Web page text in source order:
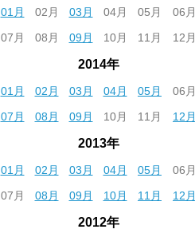
01月 02月 03月 04月 05月
06月
07月
08月 09月 10月 11月 12月
2014年
01月 02月 03月 04月 05月
06月
07月
08月 09月 10月 11月 12月
2013年
01月 02月 03月 04月 05月
06月
07月
08月 09月 10月 11月 12月
2012年